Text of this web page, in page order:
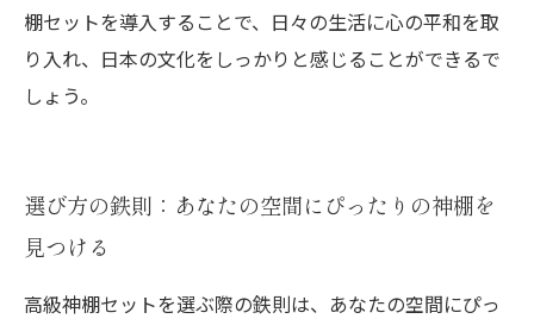
棚セットを導入することで、日々の生活に心の平和を取
り入れ、日本の文化をしっかりと感じることができるで
しょう。
選び方の鉄則：あなたの空間にぴったりの神棚を
見つける
高級神棚セットを選ぶ際の鉄則は、あなたの空間にぴっ